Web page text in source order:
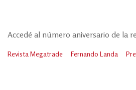
Accedé al número aniversario de la
Revista Megatrade Fernando Landa